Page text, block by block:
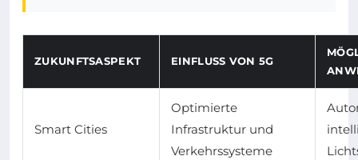
ZUKUNFTSASPEKT EINFLUSS VON 5G
Smart Cities
Optimierte
Infrastruktur und
Verkehrssysteme